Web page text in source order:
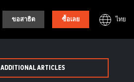
ขอสาธิต ซื้อเลย ไทย
ADDITIONAL ARTICLES